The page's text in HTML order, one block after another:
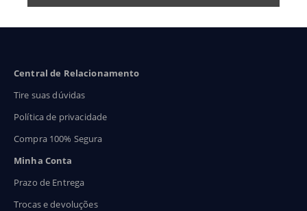
Central de Relacionamento
Tire suas dúvidas
Política de privacidade
Compra 100% Segura
Minha Conta
Prazo de Entrega
Trocas e devoluções